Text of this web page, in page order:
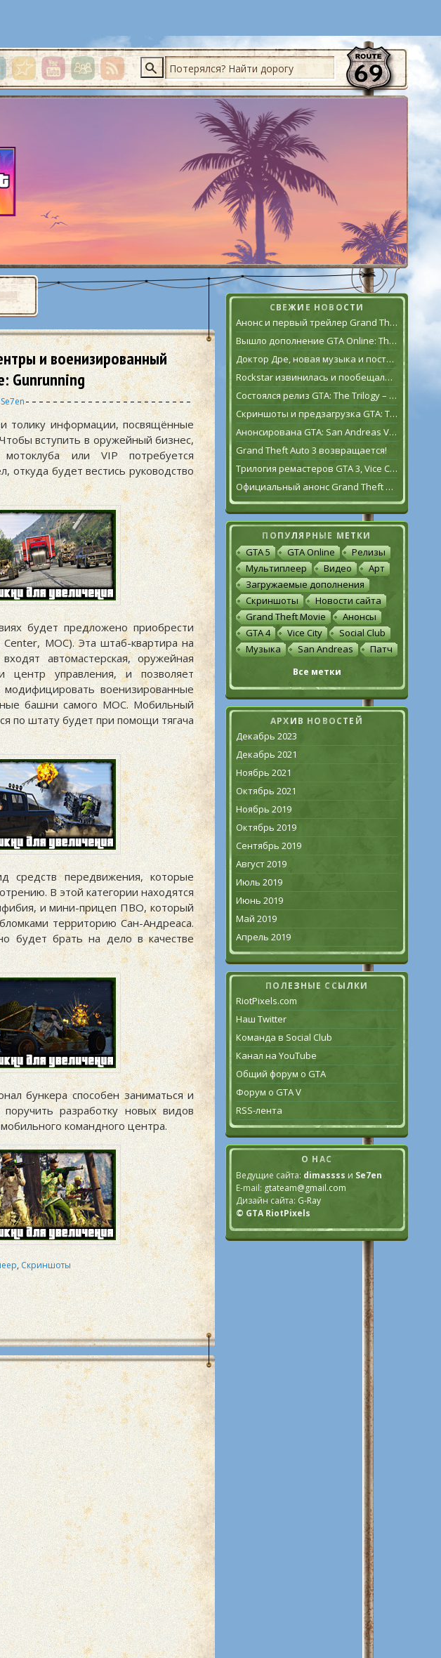
Поиск
и военизированный
Gunrunning
Se7en
толику информации, посвящённые
вступить в оружейный бизнес,
мотоклуба или VIP потребуется
будет вестись руководство
будет предложено приобрести
MOC). Эта штаб-квартира на
автомастерская, оружейная
центр управления, и позволяет
военизированные
башни самого MOC. Мобильный
по штату будет при помощи тягача
средств передвижения, которые
В этой категории находятся
и мини-прицеп ПВО, который
территорию Сан-Андреаса.
будет брать на дело в качестве
бункера способен заниматься и
разработку новых видов
командного центра.
, Скриншоты
СВЕЖИЕ НОВОСТИ
Анонс и первый трейлер Grand Theft Auto VI
Вышло дополнение GTA Online: The Contract
Доктор Дре, новая музыка и постаревший Франклин Клинтон в дополнении GTA Online: The Contract
Rockstar извинилась и пообещала исправить GTA: The Trilogy – The Definitive Edition [обновлено]
Состоялся релиз GTA: The Trilogy – The Definitive Edition
Скриншоты и предзагрузка GTA: The Trilogy – The Definitive Edition
Анонсирована GTA: San Andreas VR для Oculus Quest 2
Grand Theft Auto 3 возвращается!
Трилогия ремастеров GTA 3, Vice City и San Andreas выйдет 11 ноября
Официальный анонс Grand Theft Auto: The Trilogy – The Definitive Edition
ПОПУЛЯРНЫЕ МЕТКИ
GTA 5 GTA Online
Релизы
Мультиплеер
Видео
Арт
Загружаемые дополнения
Скриншоты
Новости сайта
Grand Theft Movie
Анонсы
GTA 4
Vice City
Social Club
Музыка
San Andreas Патч
Все метки
АРХИВ НОВОСТЕЙ
Декабрь 2023
Декабрь 2021
Ноябрь 2021
Октябрь 2021
Ноябрь 2019
Октябрь 2019
Сентябрь 2019
Август 2019
Июль 2019
Июнь 2019
Май 2019
Апрель 2019
ПОЛЕЗНЫЕ ССЫЛКИ
RiotPixels.com
Наш Twitter
Команда в Social Club
Канал на YouTube
Общий форум о GTA
Форум о GTA V
RSS-лента
О НАС
Ведущие сайта: dimassss и Se7en
E-mail: gtateam@gmail.com
Дизайн сайта: G-Ray
© GTA RiotPixels